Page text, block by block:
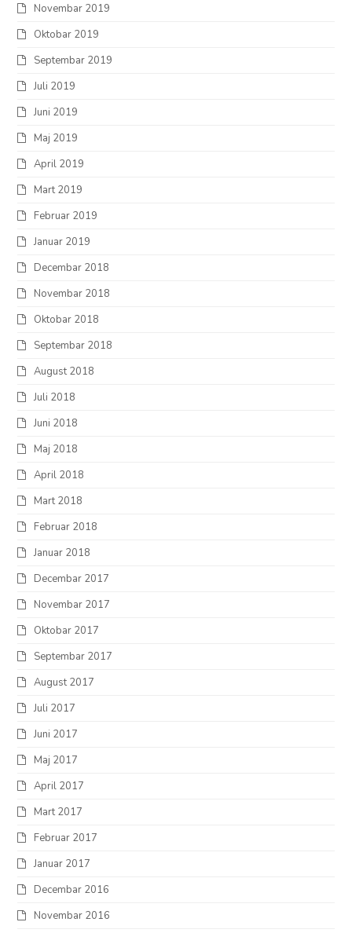
Novembar 2019
Oktobar 2019
Septembar 2019
Juli 2019
Juni 2019
Maj 2019
April 2019
Mart 2019
Februar 2019
Januar 2019
Decembar 2018
Novembar 2018
Oktobar 2018
Septembar 2018
August 2018
Juli 2018
Juni 2018
Maj 2018
April 2018
Mart 2018
Februar 2018
Januar 2018
Decembar 2017
Novembar 2017
Oktobar 2017
Septembar 2017
August 2017
Juli 2017
Juni 2017
Maj 2017
April 2017
Mart 2017
Februar 2017
Januar 2017
Decembar 2016
Novembar 2016